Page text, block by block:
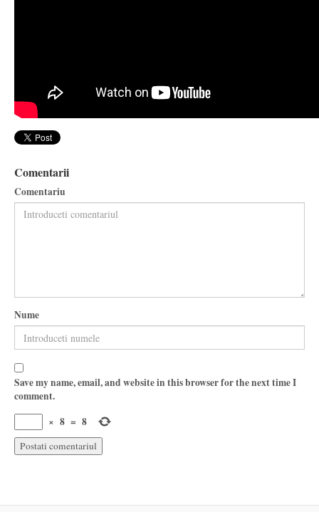
Comentarii
Comentariu
Nume
Save my name, email, and website in this browser for the next time I
comment.
× 8 = 8